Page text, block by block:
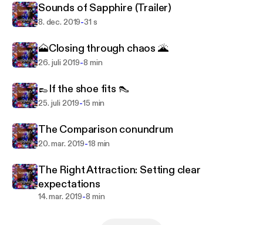
Sounds of Sapphire (Trailer)
8. dec. 2019-31 s
🗻Closing through chaos 🌋
26. juli 2019-8 min
👞If the shoe fits 👠
25. juli 2019-15 min
The Comparison conundrum
20. mar. 2019-18 min
The Right Attraction: Setting clear
expectations
14. mar. 2019-8 min